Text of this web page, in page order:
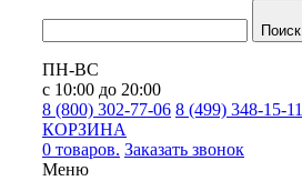
Поиск
ПН-ВС
с 10:00 до 20:00
8 (800) 302-77-06 8 (499) 348-15-11
КОРЗИНА
0 товаров. Заказать звонок
Меню